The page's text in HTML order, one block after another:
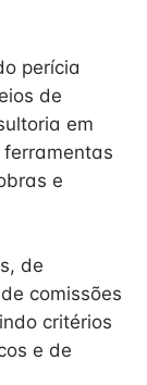
perícia
de
em
e
de
comissões
critérios
e de